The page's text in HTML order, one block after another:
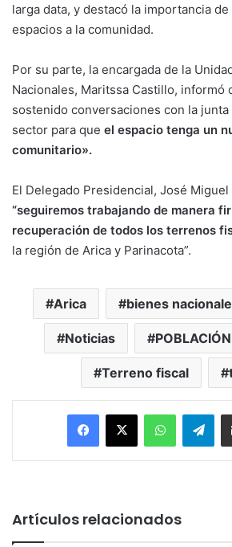
larga data, y destacó la importancia
espacios a la comunidad.
Por su parte, la encargada de la
Nacionales, Maritssa Castillo, informó
sostenido conversaciones con la
sector para que el espacio tenga un
comunitario».
El Delegado Presidencial, José Miguel
“seguiremos trabajando de manera
recuperación de todos los terrenos
la región de Arica y Parinacota”.
Arica bienes
Noticias
Terreno fiscal
Facebook
X WhatsApp
Artículos relacionados